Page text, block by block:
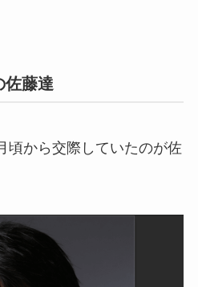
佐藤達
頃から交際していたのが佐